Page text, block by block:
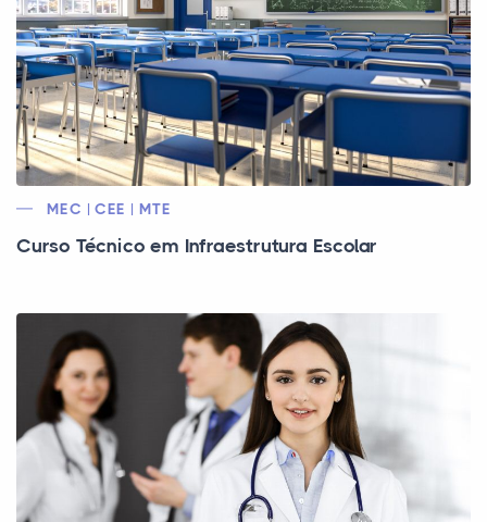
MEC | CEE | MTE
Curso Técnico em Infraestrutura Escolar